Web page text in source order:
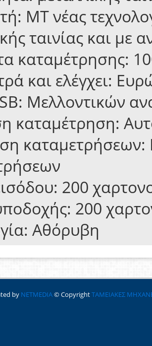
MΤ νέας
ταινίας και με
καταμέτρησης:
και ελέγχει:
Μελλοντικών
καταμέτρηση:
καταμετρήσεων:
200
200
Αθόρυβη
by NETMEDIA© CopyrightΤΑΜΕΙΑΚΕΣ